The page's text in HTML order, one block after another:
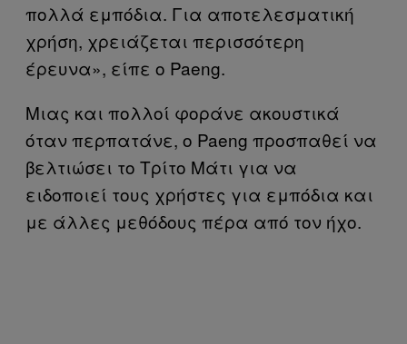
πολλά εμπόδια. Για αποτελεσματική
χρήση, χρειάζεται περισσότερη
έρευνα», είπε ο Paeng.
Μιας και πολλοί φοράνε ακουστικά
όταν περπατάνε, ο Paeng προσπαθεί να
βελτιώσει το Τρίτο Μάτι για να
ειδοποιεί τους χρήστες για εμπόδια και
με άλλες μεθόδους πέρα από τον ήχο.